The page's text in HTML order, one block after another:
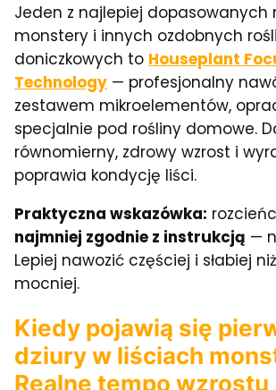
Jeden z najlepiej dopasowanych
monstery i innych ozdobnych
doniczkowych to Houseplant
Technology — profesjonalny
zestawem mikroelementów,
specjalnie pod rośliny domowe.
równomierny, zdrowy wzrost i
poprawia kondycję liści.
Praktyczna wskazówka:
najmniej zgodnie z instrukcją —
Lepiej nawozić częściej i słabiej
mocniej.
Kiedy pojawią się
dziury w liściach
Realne tempo wzrostu